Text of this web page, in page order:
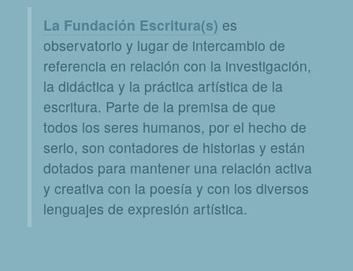
La Fundación Escritura(s) es
observatorio y lugar de intercambio de
referencia en relación con la investigación,
la didáctica y la práctica artística de la
escritura. Parte de la premisa de que
todos los seres humanos, por el hecho de
serlo, son contadores de historias y están
dotados para mantener una relación activa
y creativa con la poesía y con los diversos
lenguajes de expresión artística.